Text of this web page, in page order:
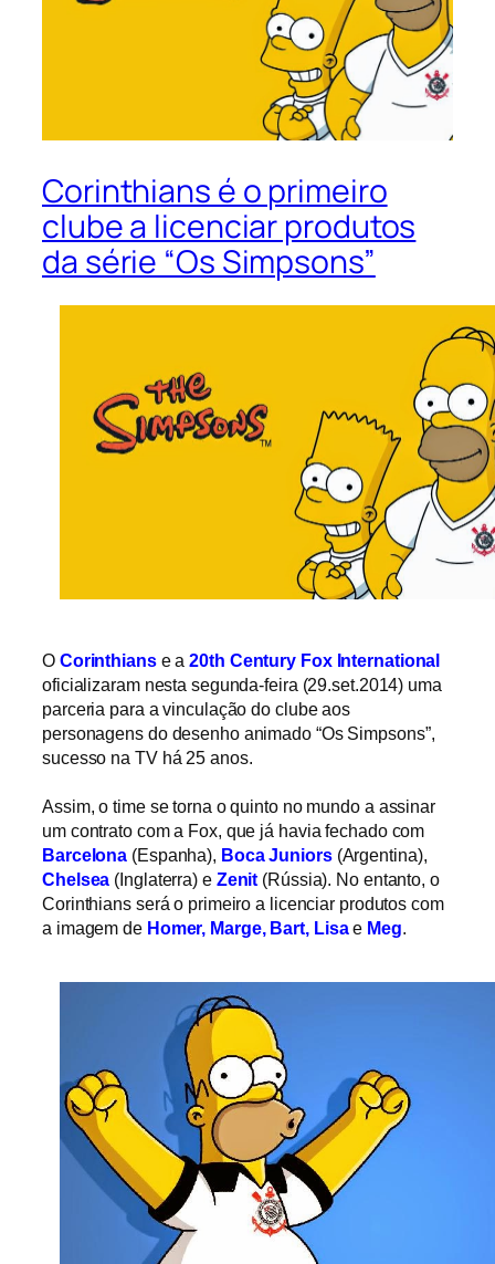
Corinthians é o primeiro
clube a licenciar produtos
da série “Os Simpsons”
O Corinthians e a20th Century Fox International
oficializaram nesta segunda-feira (29.set.2014) uma
parceria para a vinculação do clube aos
personagens do desenho animado “Os Simpsons”,
sucesso na TV há 25 anos.
Assim, o time se torna o quinto no mundo a assinar
um contrato com a Fox, que já havia fechado com
Barcelona (Espanha), Boca Juniors(Argentina),
Chelsea (Inglaterra) e Zenit (Rússia). No entanto, o
Corinthians será o primeiro a licenciar produtos com
a imagem de Homer, Marge, Bart, Lisae Meg